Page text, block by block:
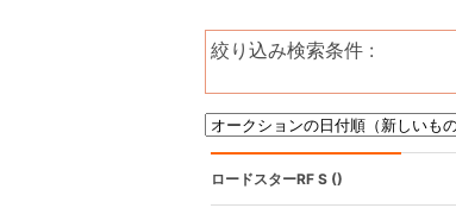
絞り込み検索条件 :
ロードスターRF S ()